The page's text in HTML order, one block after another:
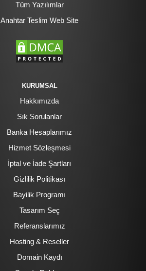
Tüm Yazılımlar
Anahtar Teslim Web Site
KURUMSAL
Hakkımızda
Sık Sorulanlar
Banka Hesaplarımız
Hizmet Sözleşmesi
İptal ve İade Şartları
Gizlilik Politikası
Bayilik Programı
Tasarım Seç
Referanslarımız
Hosting & Reseller
Domain Kaydı